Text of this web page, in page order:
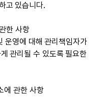
고 있습니다.
한 사항
영에 대해 관리책임자가
관리될 수 있도록 필요한
에 관한 사항